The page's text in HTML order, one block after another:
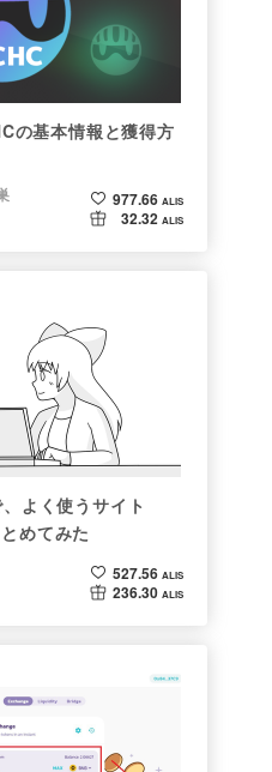
の基本情報と獲得方
977.66 ALIS
32.32 ALIS
よく使うサイト
めてみた
527.56 ALIS
236.30 ALIS